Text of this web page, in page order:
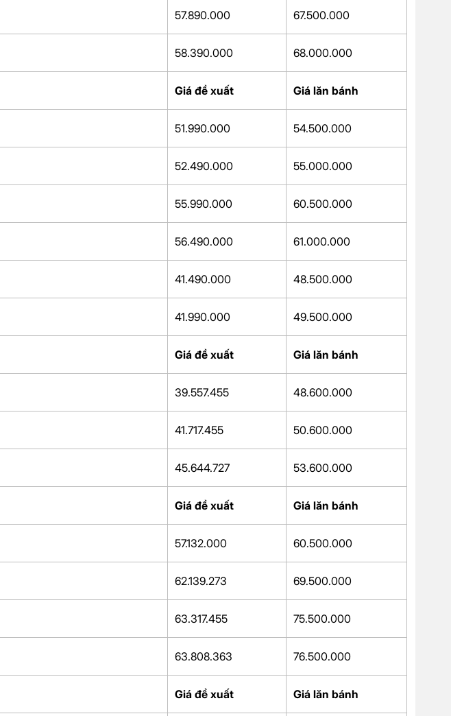
57.890.000 67.500.000
58.390.000 68.000.000
Giá đề xuất Giá lăn bánh
51.990.000 54.500.000
52.490.000 55.000.000
55.990.000 60.500.000
56.490.000 61.000.000
41.490.000 48.500.000
41.990.000 49.500.000
Giá đề xuất Giá lăn bánh
39.557.455 48.600.000
41.717.455 50.600.000
45.644.727 53.600.000
Giá đề xuất Giá lăn bánh
57.132.000 60.500.000
62.139.273 69.500.000
63.317.455 75.500.000
63.808.363 76.500.000
Giá đề xuất Giá lăn bánh